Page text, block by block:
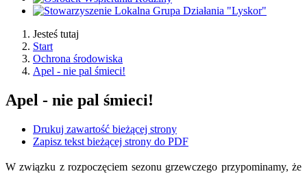
Jesteś tutaj
Start
Ochrona środowiska
Apel - nie pal śmieci!
Apel - nie pal śmieci!
Drukuj zawartość bieżącej strony
Zapisz tekst bieżącej strony do PDF
W związku z rozpoczęciem sezonu grzewczego przypominamy, że